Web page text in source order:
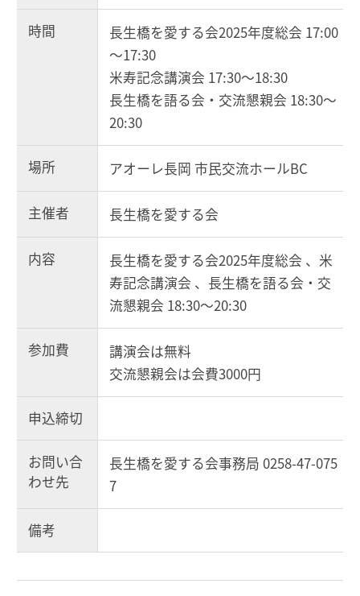
時間
長生橋を愛する会2025年度総会 17:00
～17:30
米寿記念講演会 17:30～18:30
長生橋を語る会・交流懇親会 18:30～
20:30
場所 アオーレ長岡 市民交流ホールBC
主催者 長生橋を愛する会
内容
長生橋を愛する会2025年度総会 、米
寿記念講演会 、長生橋を語る会・交
流懇親会 18:30～20:30
参加費
講演会は無料
交流懇親会は会費3000円
申込締切
お問い合
わせ先
長生橋を愛する会事務局 0258-47-075
7
備考